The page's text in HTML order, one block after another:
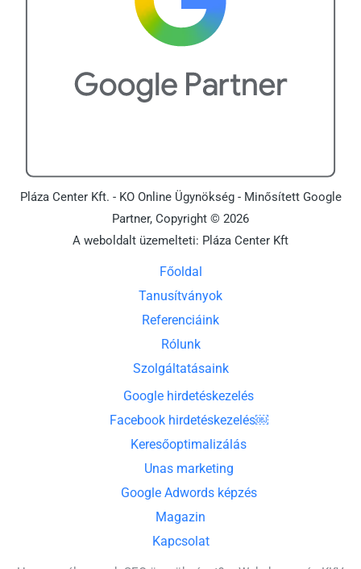
Pláza Center Kft. - KO Online Ügynökség - Minősített Google
Partner, Copyright © 2026
A weboldalt üzemelteti: Pláza Center Kft
Főoldal
Tanusítványok
Referenciáink
Rólunk
Szolgáltatásaink
Google hirdetéskezelés
Facebook hirdetéskezelés￼
Keresőoptimalizálás
Unas marketing
Google Adwords képzés
Magazin
Kapcsolat